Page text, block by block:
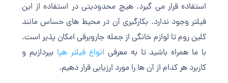
استفاده قرار می گیرد. هیچ محدودیتی در استفاده از این
فیلتر وجود ندارد. بکارگیری آن در محیط های حساس مانند
کلین روم تا لوازم خانگی از جمله جاروبرقی امکان پذیر است.
با ما همراه باشید تا به معرفی انواع فیلتر هپا بپردازیم و
کاربرد هر کدام از آن ها را مورد ارزیابی قرار دهیم.